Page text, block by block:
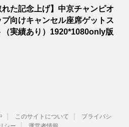
れた記念上げ】中京チャンピオ
プ向けキャンセル座席ゲットス
（実績あり）1920*1080only版
このサイトについて
プライバシ